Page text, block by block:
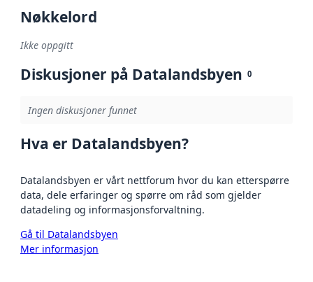
Nøkkelord
Ikke oppgitt
Diskusjoner på Datalandsbyen 0
Ingen diskusjoner funnet
Hva er Datalandsbyen?
Datalandsbyen er vårt nettforum hvor du kan etterspørre
data, dele erfaringer og spørre om råd som gjelder
datadeling og informasjonsforvaltning.
Gå til Datalandsbyen
Mer informasjon